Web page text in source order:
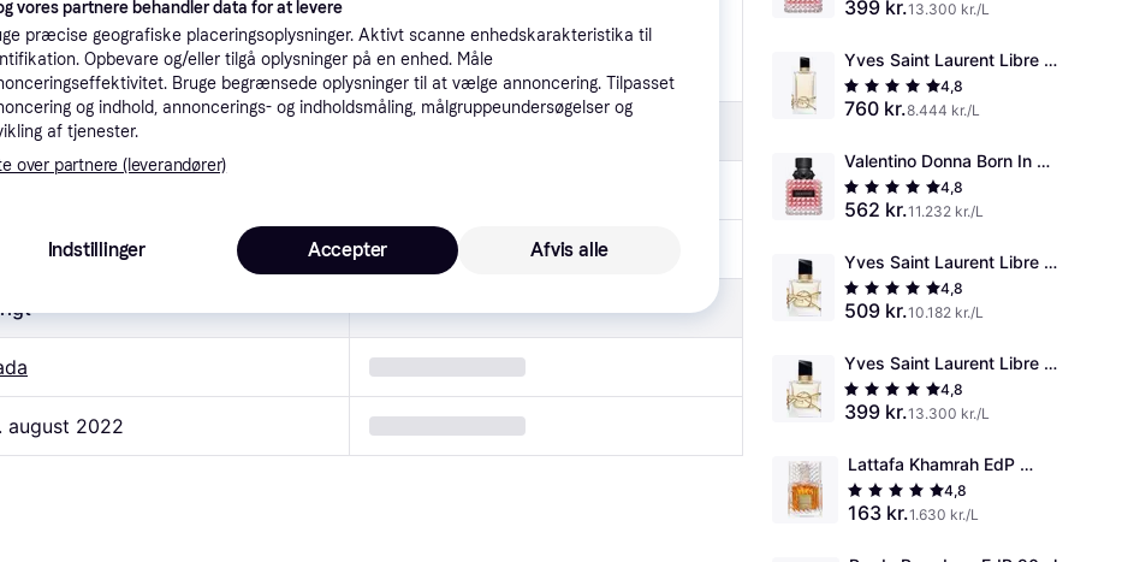
Paradoxe EdP 30ml 4,8
kr.14.833 kr./L
august 2022
399 kr.13.300 kr./L
Yves Saint Laurent Libre
EdP 90ml
4,8
760 kr.8.444 kr./L
Valentino Donna Born In
Roma EdP 50ml
4,8
562 kr.11.232 kr./L
Yves Saint Laurent Libre
EdP 50ml
4,8
509 kr.10.182 kr./L
Yves Saint Laurent Libre
EdP 30ml
4,8
399 kr.13.300 kr./L
Lattafa Khamrah EdP
100ml
4,8
163 kr.1.630 kr./L
vores partnere behandler data for at levere
præcise geografiske placeringsoplysninger. Aktivt scanne enhedskarakteristika til
Opbevare og/eller tilgå oplysninger på en enhed. Måle
Bruge begrænsede oplysninger til at vælge annoncering. Tilpasset
og indhold, annoncerings- og indholdsmåling, målgruppeundersøgelser og
af tjenester.
over partnere (leverandører)
Indstillinger Afvis alle
Accepter